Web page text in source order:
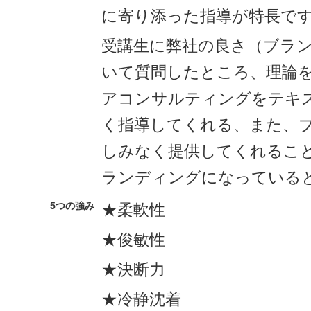
に寄り添った指導が特長で
受講生に弊社の良さ（ブラ
いて質問したところ、理論
アコンサルティングをテキ
く指導してくれる、また、
しみなく提供してくれるこ
ランディングになっている
5つの強み
★柔軟性
★俊敏性
★決断力
★冷静沈着